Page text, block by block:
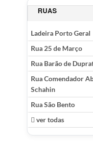
RUAS
Ladeira Porto Geral
Rua 25 de Março
Rua Barão de
Rua Comendador
Schahin
Rua São Bento
ver todas